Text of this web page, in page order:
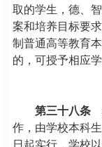
取的学生，德、
案和培养目标要
制普通高等教育
的，可授予相应学
第三十八条
作，由学校本科